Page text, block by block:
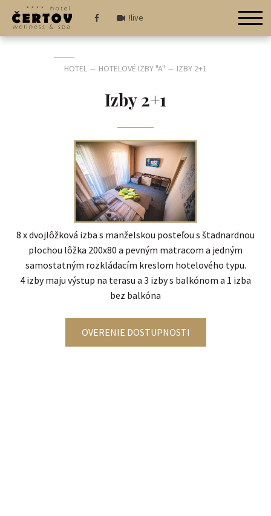
!live
HOTEL — HOTELOVÉ IZBY "A" — IZBY 2+1
Izby 2+1
8 x dvojlôžková izba s manželskou posteľou s štadnardnou
plochou lôžka 200x80 a pevným matracom a jedným
samostatným rozkládacím kreslom hotelového typu.
4 izby maju výstup na terasu a 3 izby s balkónom a 1 izba
bez balkóna
OVERENIE DOSTUPNOSTI